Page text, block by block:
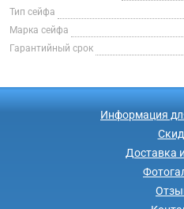
Тип сейфа
Марка сейфа
Гарантийный срок
Информация
Доставка